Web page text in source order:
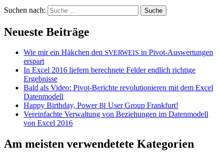
Suchen nach:
Neueste Beiträge
Wie mir ein Häkchen den SVERWEIS in Pivot-Auswertungen
erspart
In Excel 2016 liefern berechnete Felder endlich richtige
Ergebnisse
Bald als Video: Pivot-Berichte revolutionieren mit dem Excel
Datenmodell
Happy Birthday, PowerBI User Group Frankfurt!
Vereinfachte Verwaltung von Beziehungen im Datenmodell
von Excel 2016
Am meisten verwendetete Kategorien